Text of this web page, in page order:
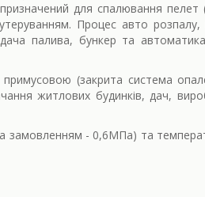
для спалювання пелет
Процес авто
палива, бункер та
(закрита система
житлових будинків, дач,
- 0,6МПа) та